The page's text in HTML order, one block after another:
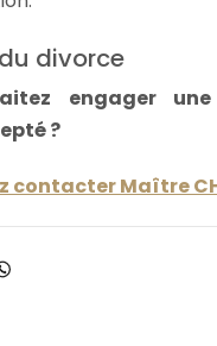
divorce
engager
?
contacter Maître